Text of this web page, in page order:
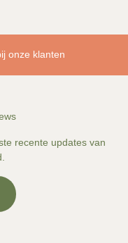
onze klanten
recente updates van